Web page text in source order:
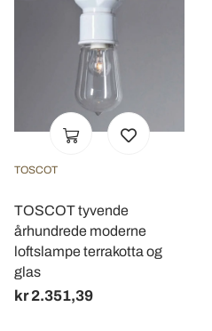
TOSCOT
TOSCOT tyvende
århundrede moderne
loftslampe terrakotta og
glas
kr 2.351,39